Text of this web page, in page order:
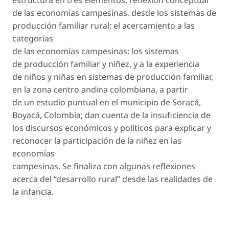
de las economías campesinas, desde los sistemas de
producción familiar rural; el acercamiento a las
categorías
de las economías campesinas; los sistemas
de producción familiar y niñez, y a la experiencia
de niños y niñas en sistemas de producción familiar,
en la zona centro andina colombiana, a partir
de un estudio puntual en el municipio de Soracá,
Boyacá, Colombia; dan cuenta de la insuficiencia de
los discursos económicos y políticos para explicar y
reconocer la participación de la niñez en las
economías
campesinas. Se finaliza con algunas reflexiones
acerca del “desarrollo rural” desde las realidades de
la infancia.